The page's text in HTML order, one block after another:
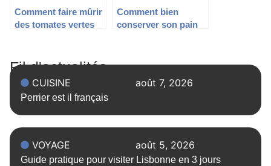
Comment faire mûrir
des tomates vertes
Comment bien
conserver son pain
Fil d'actualités
CUISINE août 7, 2026
Perrier est il français
VOYAGE août 5, 2026
Guide pratique pour visiter Lisbonne en 3 jours